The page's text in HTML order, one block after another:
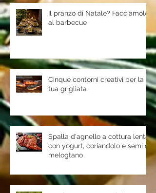
Il pranzo di Natale? Facciamolo
al barbecue
Cinque contorni creativi per la
tua grigliata
Spalla d'agnello a cottura lenta
con yogurt, coriandolo e semi di
melogtano